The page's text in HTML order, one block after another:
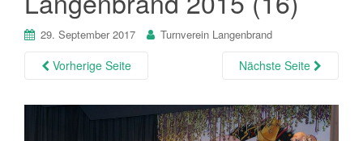
29. September 2017 Turnverein Langenbrand
Vorherige Seite Nächste Seite